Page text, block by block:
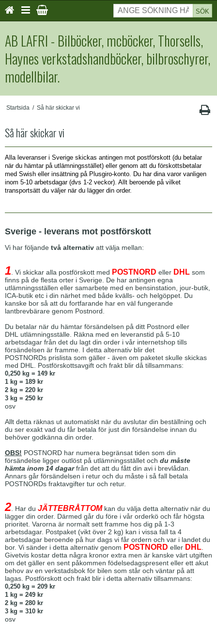
SÖK
AB LAFRI - Bilböcker, mcböcker, Thorsells,
Haynes verkstadshandböcker, bilbroschyrer,
modellbilar.
Startsida / Så här skickar vi
Så här skickar vi
Alla leveranser i Sverige skickas antingen mot postförskott (du betalar
när du hämtar på utlämningsstället) eller genom att du förskottsbetalar
med Swish eller insättning på Plusgiro-konto. Du har dina varor vanligen
inom 5-10 arbetsdagar (dvs 1-2 veckor). Allt beroende på vilket
transportsätt du väljer när du lägger din order.
Sverige - leverans mot postförskott
Vi har följande två alternativ att välja mellan:
1 . Vi skickar alla postförskott med POSTNORD eller DHL som
finns på de flesta orter i Sverige. De har antingen egna
utlämningsställen eller samarbete med en bensinstation, jour-butik,
ICA-butik etc i din närhet med både kvälls- och helgöppet. Du
kanske bor så att du fortfarande har en väl fungerande
lantbrevbärare genom Postnord.
Du betalar när du hämtar försändelsen på ditt Postnord eller
DHL utlämningsställe. Räkna med en leveranstid på 5-10
arbetsdagar från det du lagt din order i vår internetshop tills
försändelsen är framme. I detta alternativ blir det
POSTNORDs prislista som gäller - även om paketet skulle skickas
med DHL. Postförskottsavgift och frakt blir då tillsammans:
0,250 kg = 149 kr
1 kg = 189 kr
2 kg = 220 kr
3 kg = 250 kr
osv
Allt detta räknas ut automatiskt när du avslutar din beställning och
du ser exakt vad du får betala för just din försändelse innan du
behöver godkänna din order.
OBS! POSTNORD har numera begränsat tiden som din
försändelse ligger outlöst på utlämningsstället och du måste
hämta inom 14 dagarfrån det att du fått din avi i brevlådan.
Annars går försändelsen i retur och du måste i så fall betala
POSTNORDs fraktavgifter tur och retur.
2 . Har du JÄTTEBRÅTTOM kan du välja detta alternativ när du
lägger din order. Därmed går du före i vår orderkö och får högsta
prioritet. Varorna är normalt sett framme hos dig på 1-3
arbetsdagar. Postpaket (vikt över 2 kg) kan i vissa fall ta 4
arbetsdagar beroende på hur dags vi får ordern och var i landet du
bor. Vi sänder i detta alternativ genom POSTNORD eller DHL
Givetvis kostar detta några kronor extra men är kanske värt utgiften
om det gäller en sent påkommen födelsedagspresent eller ett akut
behov av en verkstadsbok för bilen som står och väntar på att
lagas. Postförskott och frakt blir i detta alternativ tillsammans:
0,250 kg = 209 kr
1 kg = 249 kr
2 kg = 280 kr
3 kg = 310 kr
osv